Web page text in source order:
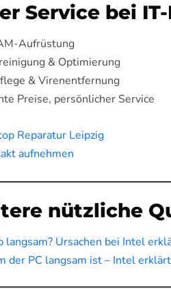
Service bei
Aufrüstung
& Optimierung
& Virenentfernung
Preise, persönlicher Service
Reparatur Leipzig
aufnehmen
nützliche
langsam? Ursachen bei Intel
der PC langsam ist – Intel